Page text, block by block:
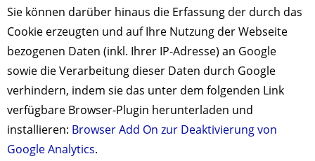
Sie können darüber hinaus die Erfassung der durch das
Cookie erzeugten und auf Ihre Nutzung der Webseite
bezogenen Daten (inkl. Ihrer IP-Adresse) an Google
sowie die Verarbeitung dieser Daten durch Google
verhindern, indem sie das unter dem folgenden Link
verfügbare Browser-Plugin herunterladen und
installieren: Browser Add On zur Deaktivierung von
Google Analytics.